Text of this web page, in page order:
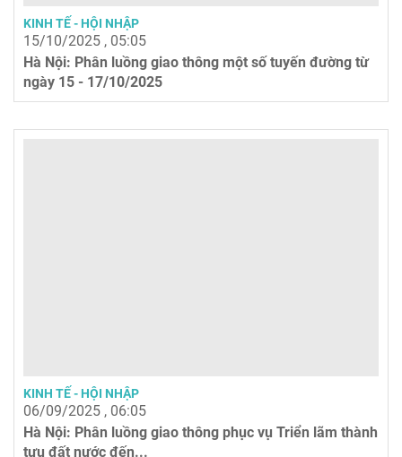
KINH TẾ - HỘI NHẬP
15/10/2025 , 05:05
Hà Nội: Phân luồng giao thông một số tuyến đường từ
ngày 15 - 17/10/2025
KINH TẾ - HỘI NHẬP
06/09/2025 , 06:05
Hà Nội: Phân luồng giao thông phục vụ Triển lãm thành
tựu đất nước đến...